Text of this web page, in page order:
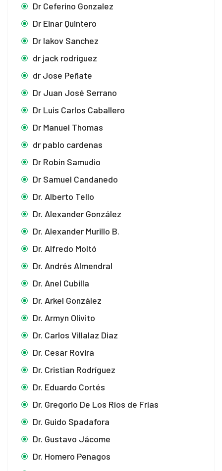
Dr Ceferino Gonzalez
Dr Einar Quintero
Dr Iakov Sanchez
dr jack rodriguez
dr Jose Peñate
Dr Juan José Serrano
Dr Luis Carlos Caballero
Dr Manuel Thomas
dr pablo cardenas
Dr Robin Samudio
Dr Samuel Candanedo
Dr. Alberto Tello
Dr. Alexander González
Dr. Alexander Murillo B.
Dr. Alfredo Moltó
Dr. Andrés Almendral
Dr. Anel Cubilla
Dr. Arkel González
Dr. Armyn Olivito
Dr. Carlos Villalaz Diaz
Dr. Cesar Rovira
Dr. Cristian Rodríguez
Dr. Eduardo Cortés
Dr. Gregorio De Los Ríos de Frías
Dr. Guido Spadafora
Dr. Gustavo Jácome
Dr. Homero Penagos